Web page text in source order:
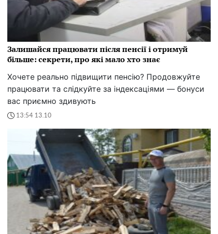
Залишайся працювати після пенсії і отримуй
більше: секрети, про які мало хто знає
Хочете реально підвищити пенсію? Продовжуйте
працювати та слідкуйте за індексаціями — бонуси
вас приємно здивують
13:54 13.10